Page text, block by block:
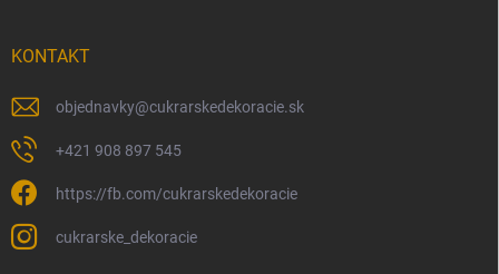
KONTAKT
objednavky@cukrarskedekoracie.sk
+421 908 897 545
https://fb.com/cukrarskedekoracie
cukrarske_dekoracie